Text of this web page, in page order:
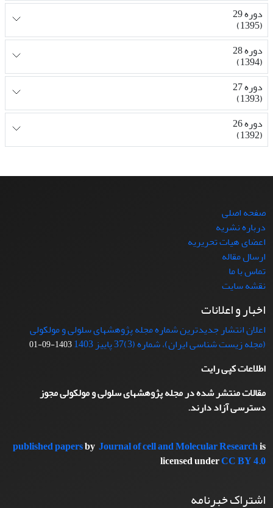
دوره 29
(1395)
دوره 28
(1394)
دوره 27
(1393)
دوره 26
(1392)
صفحه اصلی
درباره نشریه
اعضای هیات تحریریه
ارسال مقاله
تماس با ما
نقشه سایت
اخبار و اعلانات
اعلان انتشار جدیدترین شماره مجله پژوهشهای سلولی و مولکولی
(مجله زیست شناسی ایران)، شماره (3)37 پاییز 1403
1403-09-01
اطلاعات کپی رایت
مقالات منتشر شده در مجله پژوهشهای سلولی و مولکولی مجوز
دسترسی آزاد دارند.
published papersby Journal of cell and Molecular Researchis
licensed underCC BY 4.0
اشتراک خبرنامه